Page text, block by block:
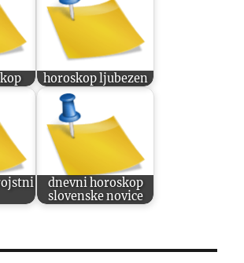
horoskop ljubezen
dnevni horoskop
slovenske novice